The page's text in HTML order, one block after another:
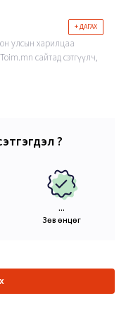
+ ДАГАХ
улсын харилцаа
iToim.mn сайтад сэтгүүлч,
?
...
Зөв өнцөг